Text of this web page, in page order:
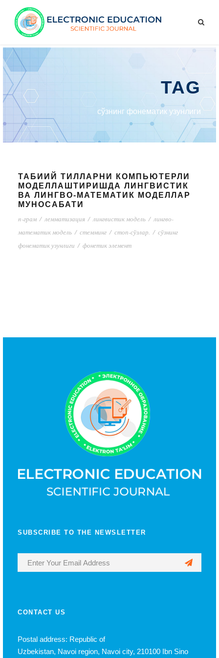
TAG
сўзнинг фонематик узунлиги
ТАБИИЙ ТИЛЛАРНИ КОМПЬЮТЕРЛИ
МОДЕЛЛАШТИРИШДА ЛИНГВИСТИК
ВА ЛИНГВО-МАТЕМАТИК МОДЕЛЛАР
МУНОСАБАТИ
n-грам / лемматизация / лингвистик модель / лингво-
математик модель / стемминг / стоп-сўзлар. / сўзнинг
фонематик узунлиги / фонетик элемент
SUBSCRIBE TO THE NEWSLETTER
CONTACT US
Postal address: Republic of
Uzbekistan, Navoi region, Navoi city, 210100 Ibn Sino